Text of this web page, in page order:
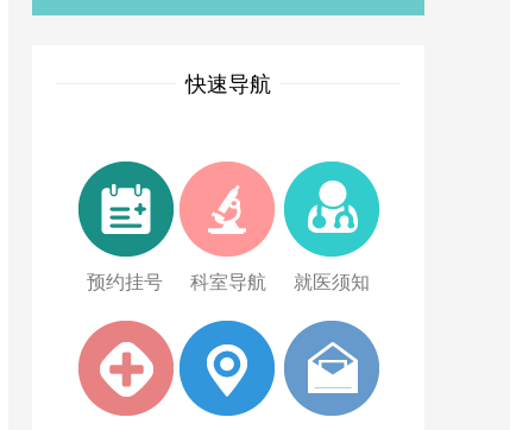
快速导航
预约挂号 科室导航 就医须知